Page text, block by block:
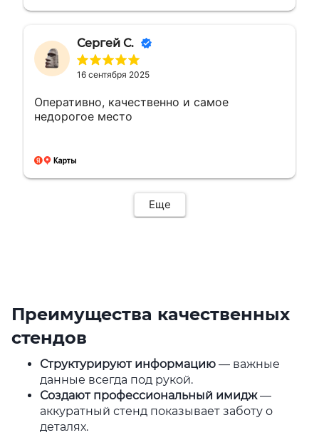
обращаться ещё ! 🤝👍🏼🙌🏼
Сергей С.
16 сентября 2025
Оперативно, качественно и самое
недорогое место
Еще
Преимущества качественных
стендов
Структурируют информацию — важные
данные всегда под рукой.
Создают профессиональный имидж—
аккуратный стенд показывает заботу о
деталях.